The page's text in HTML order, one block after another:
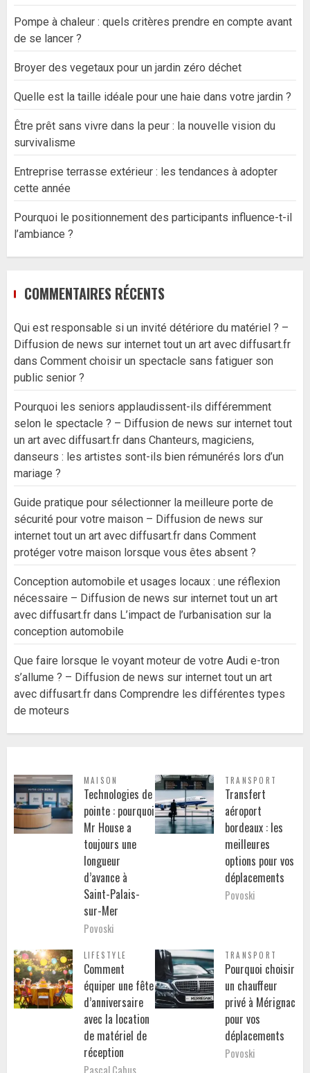
Pompe à chaleur : quels critères prendre en compte avant
de se lancer ?
Broyer des vegetaux pour un jardin zéro déchet
Quelle est la taille idéale pour une haie dans votre jardin ?
Être prêt sans vivre dans la peur : la nouvelle vision du
survivalisme
Entreprise terrasse extérieur : les tendances à adopter
cette année
Pourquoi le positionnement des participants influence-t-il
l’ambiance ?
COMMENTAIRES RÉCENTS
Qui est responsable si un invité détériore du matériel ? –
Diffusion de news sur internet tout un art avec diffusart.fr
dans Comment choisir un spectacle sans fatiguer son
public senior ?
Pourquoi les seniors applaudissent-ils différemment
selon le spectacle ? – Diffusion de news sur internet tout
un art avec diffusart.fr dans Chanteurs, magiciens,
danseurs : les artistes sont-ils bien rémunérés lors d’un
mariage ?
Guide pratique pour sélectionner la meilleure porte de
sécurité pour votre maison – Diffusion de news sur
internet tout un art avec diffusart.fr dans Comment
protéger votre maison lorsque vous êtes absent ?
Conception automobile et usages locaux : une réflexion
nécessaire – Diffusion de news sur internet tout un art
avec diffusart.fr dans L’impact de l’urbanisation sur la
conception automobile
Que faire lorsque le voyant moteur de votre Audi e-tron
s’allume ? – Diffusion de news sur internet tout un art
avec diffusart.fr dans Comprendre les différentes types
de moteurs
MAISON
Technologies de
pointe : pourquoi
Mr House a
toujours une
longueur
d’avance à
Saint-Palais-
sur-Mer
Povoski
TRANSPORT
Transfert
aéroport
bordeaux : les
meilleures
options pour vos
déplacements
Povoski
LIFESTYLE
Comment
équiper une fête
d’anniversaire
avec la location
de matériel de
réception
Pascal Cabus
TRANSPORT
Pourquoi choisir
un chauffeur
privé à Mérignac
pour vos
déplacements
Povoski